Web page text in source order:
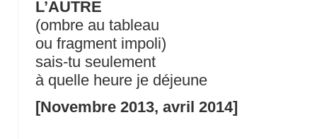
L’AUTRE
(ombre au tableau
ou fragment impoli)
sais-tu seulement
à quelle heure je déjeune
[Novembre 2013, avril 2014]